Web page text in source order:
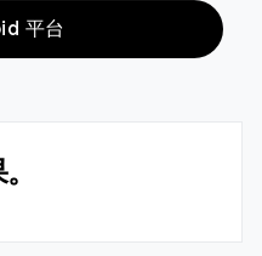
平台